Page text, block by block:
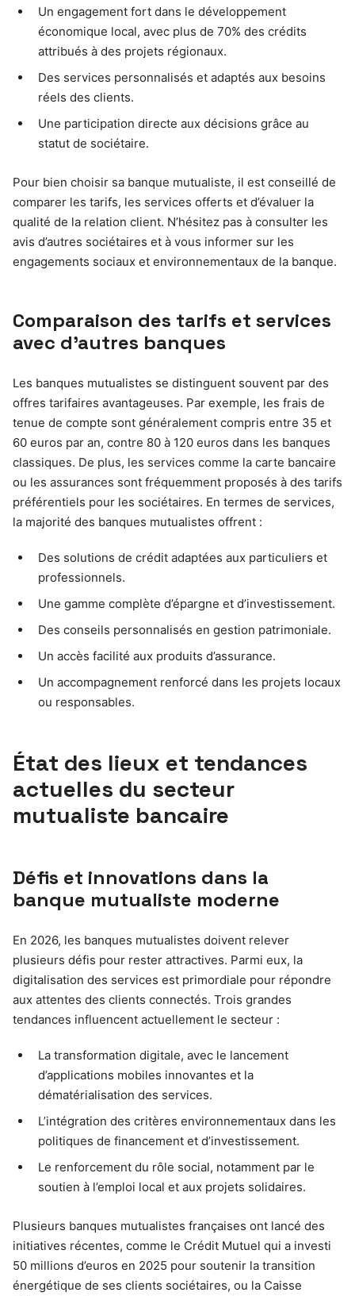
Un engagement fort dans le développement
économique local, avec plus de 70% des crédits
attribués à des projets régionaux.
Des services personnalisés et adaptés aux besoins
réels des clients.
Une participation directe aux décisions grâce au
statut de sociétaire.
Pour bien choisir sa banque mutualiste, il est conseillé de
comparer les tarifs, les services offerts et d’évaluer la
qualité de la relation client. N’hésitez pas à consulter les
avis d’autres sociétaires et à vous informer sur les
engagements sociaux et environnementaux de la banque.
Comparaison des tarifs et services
avec d’autres banques
Les banques mutualistes se distinguent souvent par des
offres tarifaires avantageuses. Par exemple, les frais de
tenue de compte sont généralement compris entre 35 et
60 euros par an, contre 80 à 120 euros dans les banques
classiques. De plus, les services comme la carte bancaire
ou les assurances sont fréquemment proposés à des tarifs
préférentiels pour les sociétaires. En termes de services,
la majorité des banques mutualistes offrent :
Des solutions de crédit adaptées aux particuliers et
professionnels.
Une gamme complète d’épargne et d’investissement.
Des conseils personnalisés en gestion patrimoniale.
Un accès facilité aux produits d’assurance.
Un accompagnement renforcé dans les projets locaux
ou responsables.
État des lieux et tendances
actuelles du secteur
mutualiste bancaire
Défis et innovations dans la
banque mutualiste moderne
En 2026, les banques mutualistes doivent relever
plusieurs défis pour rester attractives. Parmi eux, la
digitalisation des services est primordiale pour répondre
aux attentes des clients connectés. Trois grandes
tendances influencent actuellement le secteur :
La transformation digitale, avec le lancement
d’applications mobiles innovantes et la
dématérialisation des services.
L’intégration des critères environnementaux dans les
politiques de financement et d’investissement.
Le renforcement du rôle social, notamment par le
soutien à l’emploi local et aux projets solidaires.
Plusieurs banques mutualistes françaises ont lancé des
initiatives récentes, comme le Crédit Mutuel qui a investi
50 millions d’euros en 2025 pour soutenir la transition
énergétique de ses clients sociétaires, ou la Caisse